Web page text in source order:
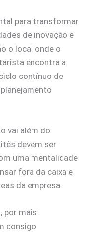
para transformar
de inovação e
o local onde o
encontra a
contínuo de
vai além do
devem ser
uma mentalidade
fora da caixa e
da empresa.
por mais
consigo